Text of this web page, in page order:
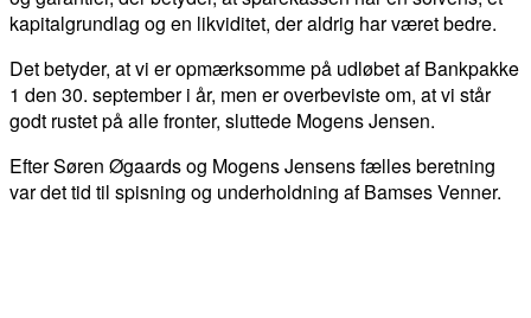
kapitalgrundlag og en likviditet, der aldrig har været bedre.
Det betyder, at vi er opmærksomme på udløbet af Bankpakke
1 den 30. september i år, men er overbeviste om, at vi står
godt rustet på alle fronter, sluttede Mogens Jensen.
Efter Søren Øgaards og Mogens Jensens fælles beretning
var det tid til spisning og underholdning af Bamses Venner.